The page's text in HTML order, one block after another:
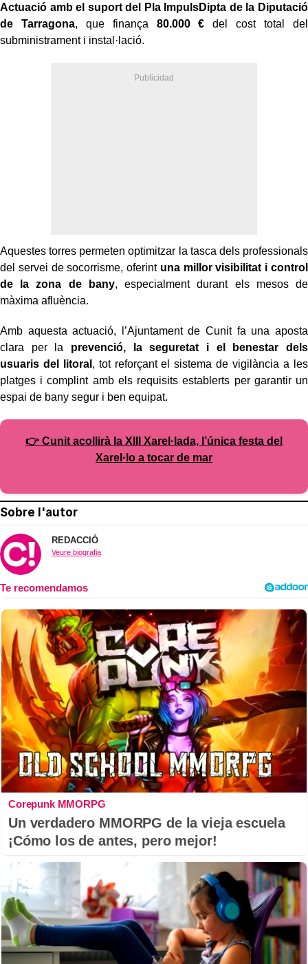
Actuació amb el suport del Pla ImpulsDipta de la Diputació
de Tarragona, que finança 80.000 € del cost total del
subministrament i instal·lació.
Aquestes torres permeten optimitzar la tasca dels professionals
del servei de socorrisme, oferint una millor visibilitat i control
de la zona de bany, especialment durant els mesos de
màxima afluència.
Amb aquesta actuació, l’Ajuntament de Cunit fa una aposta
clara per la prevenció, la seguretat i el benestar dels
usuaris del litoral , tot reforçant el sistema de vigilància a les
platges i complint amb els requisits establerts per garantir un
espai de bany segur i ben equipat.
👉 Cunit acollirà la XIII Xarel·lada, l’única festa del
Xarel·lo a tocar de mar
Sobre l'autor
REDACCIÓ
Veure biografia
Corepunk MMORPG
Un verdadero MMORPG de la vieja escuela
¡Cómo los de antes, pero mejor!